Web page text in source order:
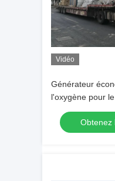
Vidéo
Générateur
l'oxygène pour
jumelle PSA
Obtenez